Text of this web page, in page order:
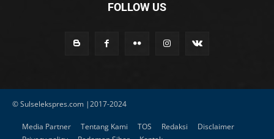
FOLLOW US
© Sulselekspres.com |2017-2024
Media Partner Tentang Kami TOS Redaksi
Disclaimer